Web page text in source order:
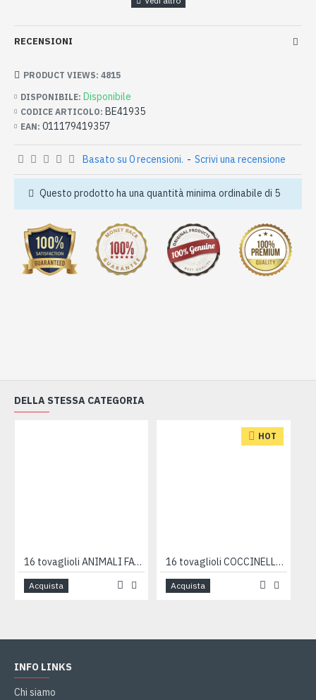
RECENSIONI
DISPONIBILE: Disponibile
CODICE ARTICOLO: BE41935
EAN: 011179419357
PRODUCT VIEWS: 4815
Basato su 0 recensioni. - Scrivi una recensione
Questo prodotto ha una quantità minima ordinabile di 5
DELLA STESSA CATEGORIA
16 tovaglioli ANIMALI FATTORIA 33cm
Acquista
HOT
16 tovaglioli COCCINELLE 33cm
Acquista
INFO LINKS
Chi siamo